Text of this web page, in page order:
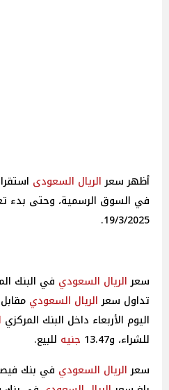
أظهر سعرالريال السعودى
في السوق الرسمية، وحتى بدء
19/3/2025.
سعرالريال السعودي في البنك
تداول سعرالريال السعودي مقابل
اليوم الأربعاء داخل البنك المركزي
للشراء، و13.47
جنيه للبيع.
سعرالريال السعودي في بنك